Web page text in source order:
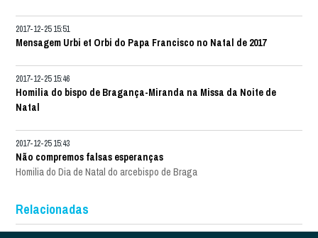
2017-12-25 15:51
Mensagem Urbi et Orbi do Papa Francisco no Natal de 2017
2017-12-25 15:46
Homilia do bispo de Bragança-Miranda na Missa da Noite de
Natal
2017-12-25 15:43
Não compremos falsas esperanças
Homilia do Dia de Natal do arcebispo de Braga
Relacionadas